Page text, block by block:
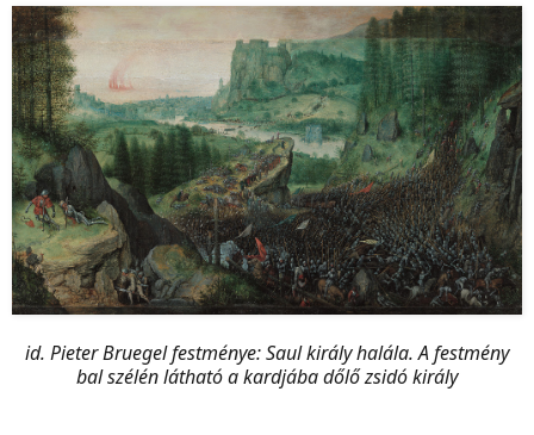
id. Pieter Bruegel festménye: Saul király halála. A festmény
bal szélén látható a kardjába dőlő zsidó király